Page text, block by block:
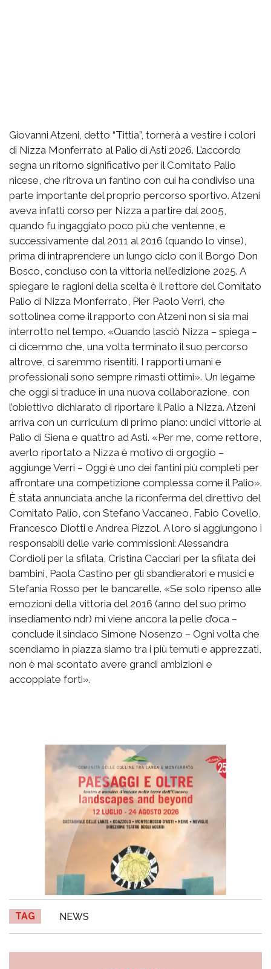
Giovanni Atzeni, detto “Tittia”, tornerà a vestire i colori
di Nizza Monferrato al Palio di Asti 2026. L’accordo
segna un ritorno significativo per il Comitato Palio
nicese, che ritrova un fantino con cui ha condiviso una
parte importante del proprio percorso sportivo. Atzeni
aveva infatti corso per Nizza a partire dal 2005,
quando fu ingaggiato poco più che ventenne, e
successivamente dal 2011 al 2016 (quando lo vinse),
prima di intraprendere un lungo ciclo con il Borgo Don
Bosco, concluso con la vittoria nell’edizione 2025. A
spiegare le ragioni della scelta è il rettore del Comitato
Palio di Nizza Monferrato, Pier Paolo Verri, che
sottolinea come il rapporto con Atzeni non si sia mai
interrotto nel tempo. «Quando lasciò Nizza – spiega –
ci dicemmo che, una volta terminato il suo percorso
altrove, ci saremmo risentiti. I rapporti umani e
professionali sono sempre rimasti ottimi». Un legame
che oggi si traduce in una nuova collaborazione, con
l’obiettivo dichiarato di riportare il Palio a Nizza. Atzeni
arriva con un curriculum di primo piano: undici vittorie al
Palio di Siena e quattro ad Asti. «Per me, come rettore,
averlo riportato a Nizza è motivo di orgoglio –
aggiunge Verri – Oggi è uno dei fantini più completi per
affrontare una competizione complessa come il Palio».
È stata annunciata anche la riconferma del direttivo del
Comitato Palio, con Stefano Vaccaneo, Fabio Covello,
Francesco Diotti e Andrea Pizzol. A loro si aggiungono i
responsabili delle varie commissioni: Alessandra
Cordioli per la sfilata, Cristina Cacciari per la sfilata dei
bambini, Paola Castino per gli sbandieratori e musici e
Stefania Rosso per le bancarelle. «Se solo ripenso alle
emozioni della vittoria del 2016 (anno del suo primo
insediamento ndr) mi viene ancora la pelle d’oca –
conclude il sindaco Simone Nosenzo – Ogni volta che
scendiamo in piazza siamo tra i più temuti e apprezzati,
non è mai scontato avere grandi ambizioni e
accoppiate forti».
TAG NEWS